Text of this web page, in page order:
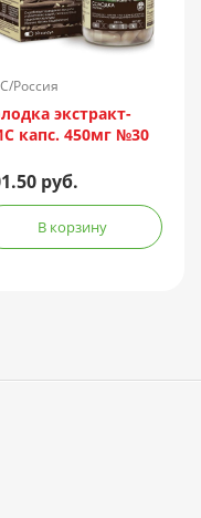
Россия
экстракт-
капс. 450мг №30
руб.
В корзину